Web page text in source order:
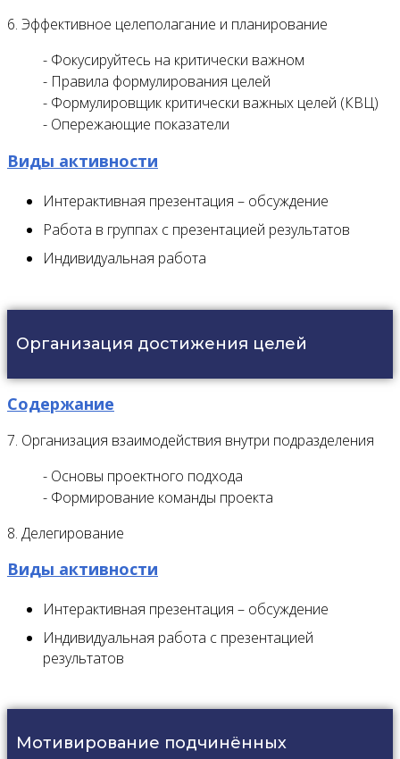
6. Эффективное целеполагание и планирование
- Фокусируйтесь на критически важном
- Правила формулирования целей
- Формулировщик критически важных целей (КВЦ)
- Опережающие показатели
Виды активности
Интерактивная презентация – обсуждение
Работа в группах с презентацией результатов
Индивидуальная работа
Организация достижения целей
Содержание
7. Организация взаимодействия внутри подразделения
- Основы проектного подхода
- Формирование команды проекта
8. Делегирование
Виды активности
Интерактивная презентация – обсуждение
Индивидуальная работа с презентацией
результатов
Мотивирование подчинённых